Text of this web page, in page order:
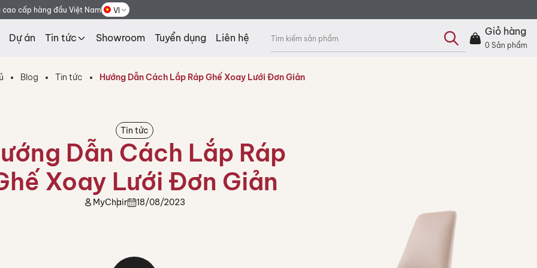
cấp hàng đầu Việt Nam VI
Dự án Tin tức Showroom Tuyển dụng Liên hệ
kiếm
phẩm
Giỏ hàng
0 Sản phẩm
Blog Tin tức Hướng Dẫn Cách Lắp Ráp Ghế Xoay Lưới Đơn Giản
Tin tức
Dẫn Cách Lắp Ráp
Xoay Lưới Đơn Giản
MyChair 18/08/2023